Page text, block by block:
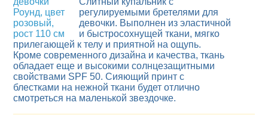
регулируемыми бретелями для
девочки. Выполнен из эластичной
и быстросохнущей ткани, мягко
прилегающей к телу и приятной на ощупь.
Кроме современного дизайна и качества, ткань
обладает еще и высокими солнцезащитными
свойствами SPF 50. Сияющий принт с
блестками на нежной ткани будет отлично
смотреться на маленькой звездочке.